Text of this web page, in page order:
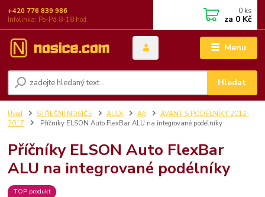
Menu
Hledat
+420 776 839 986
Infolinka: Po-Pá 8-18 hod.
0 ks
za 0 Kč
Úvod STŘEŠNÍ NOSIČE AUDI A6
AVANT S PODÉLNÍKY 2012-
2017
Příčníky ELSON Auto FlexBar ALU na integrované podélníky
Příčníky ELSON Auto FlexBar
ALU na integrované podélníky
TOP produkt